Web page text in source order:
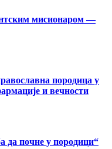
мисионаром —
породица у
и вечности
да почне у породици“